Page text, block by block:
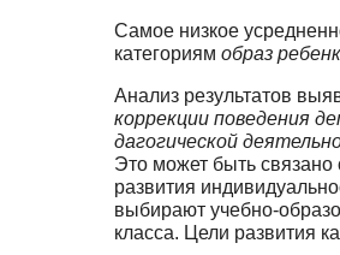
Самое низкое
категориям образ
Анализ результатов
коррекции поведения
дагогической
Это может быть связано
развития
выбирают учебно-
класса. Цели развития